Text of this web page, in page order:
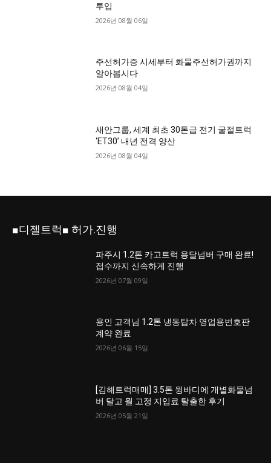
투입
2026년 08월 06일
주선허가증 시세부터 화물주선허가권까지
알아봅시다
2026년 08월 04일
새안그룹, 세계 최초 30톤급 전기 굴절트럭
‘ET30’ 내년 전격 양산
2026년 08월 04일
■디젤트럭■ 허가.진행
파주시 1.2톤 카고트럭 용달넘버 구매 완료!
접수까지 신속하게 진행
2026년 07월 09일
용인 고객님 1.2톤 냉동탑차 영업용번호판
계약 완료
2026년 06월 15일
[김해트럭매매] 3.5톤 윙바디에 개별화물넘
버 달고 월 고정 지입료 탈출한 후기
2026년 05월 21일